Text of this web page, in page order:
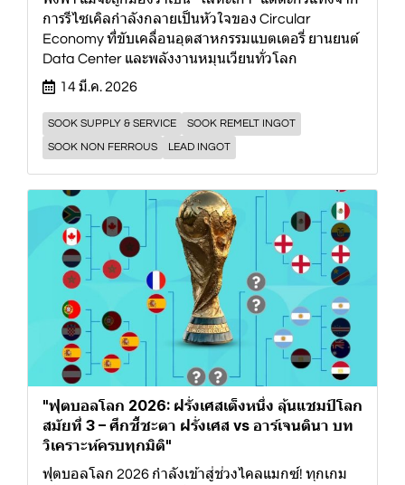
การรีไซเคิลกำลังกลายเป็นหัวใจของ Circular
Economy ที่ขับเคลื่อนอุตสาหกรรมแบตเตอรี่ ยานยนต์
Data Center และพลังงานหมุนเวียนทั่วโลก
14 มี.ค. 2026
SOOK SUPPLY & SERVICE
SOOK REMELT INGOT
SOOK NON FERROUS
LEAD INGOT
"ฟุตบอลโลก 2026: ฝรั่งเศสเต็งหนึ่ง ลุ้นแชมป์โลก
สมัยที่ 3 – ศึกชี้ชะตา ฝรั่งเศส vs อาร์เจนตินา บท
วิเคราะห์ครบทุกมิติ"
ฟุตบอลโลก 2026 กำลังเข้าสู่ช่วงไคลแมกซ์! ทุกเกม